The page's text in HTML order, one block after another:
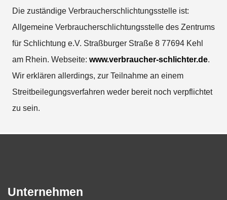
Die zuständige Verbraucherschlichtungsstelle ist:
Allgemeine Verbraucherschlichtungsstelle des Zentrums
für Schlichtung e.V. Straßburger Straße 8 77694 Kehl
am Rhein. Webseite: www.verbraucher-schlichter.de.
Wir erklären allerdings, zur Teilnahme an einem
Streitbeilegungsverfahren weder bereit noch verpflichtet
zu sein.
Unternehmen